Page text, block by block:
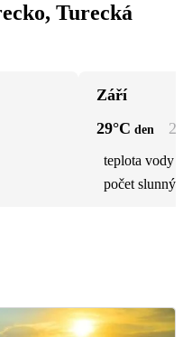
Turecká
Září
29°C den
teplota vody
počet